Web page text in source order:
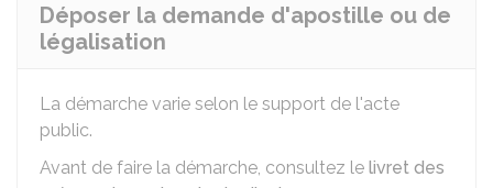
Déposer la demande d'apostille ou de
légalisation
La démarche varie selon le support de l'acte
public.
Avant de faire la démarche, consultez le livret des